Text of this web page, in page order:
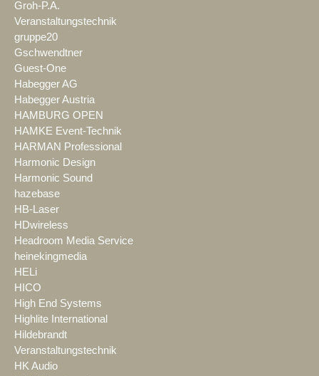
Groh-P.A.
Veranstaltungstechnik
gruppe20
Gschwendtner
Guest-One
Habegger AG
Habegger Austria
HAMBURG OPEN
HAMKE Event-Technik
HARMAN Professional
Harmonic Design
Harmonic Sound
hazebase
HB-Laser
HDwireless
Headroom Media Service
heinekingmedia
HELi
HICO
High End Systems
Highlite International
Hildebrandt
Veranstaltungstechnik
HK Audio